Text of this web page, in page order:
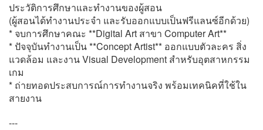
ประวัติการศึกษาและทำงานของผู้สอน
(ผู้สอนได้ทำงานประจำ และรับออกแบบเป็นฟรีแลนซ์อีกด้วย)
* จบการศึกษาคณะ **Digital Art สาขา Computer Art**
* ปัจจุบันทำงานเป็น **Concept Artist** ออกแบบตัวละคร สิ่ง
แวดล้อม และงาน Visual Development สำหรับอุตสาหกรรม
เกม
* ถ่ายทอดประสบการณ์การทำงานจริง พร้อมเทคนิคที่ใช้ใน
สายงาน
---